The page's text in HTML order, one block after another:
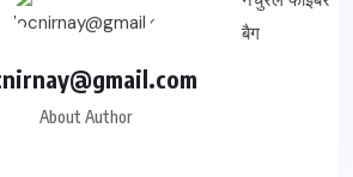
About Author